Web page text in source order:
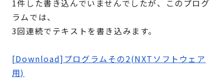
1件した書き込んでいませんでしたが、このプログ
ラムでは、
3回連続でテキストを書き込みます。
[Download]プログラムその2(NXTソフトウェア
用)